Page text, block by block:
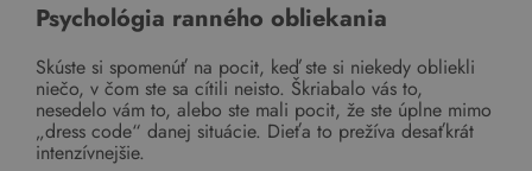
Psychológia ranného obliekania
Skúste si spomenúť na pocit, keď ste si niekedy obliekli
niečo, v čom ste sa cítili neisto. Škriabalo vás to,
nesedelo vám to, alebo ste mali pocit, že ste úplne mimo
„dress code“ danej situácie. Dieťa to prežíva desaťkrát
intenzívnejšie.